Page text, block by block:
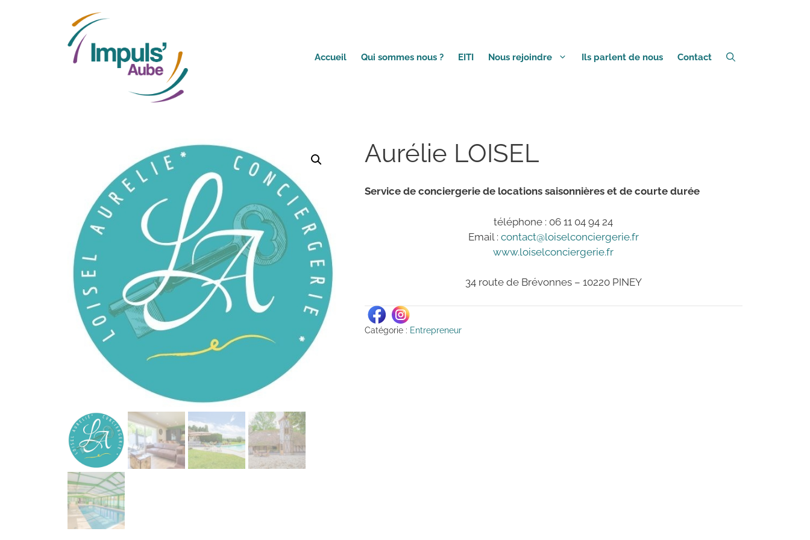
Accueil Qui sommes nous ? EITI Nous rejoindre Ils parlent de nous Contact
Aurélie LOISEL
Service de conciergerie de locations saisonnières et de courte durée
téléphone : 06 11 04 94 24
Email : contact@loiselconciergerie.fr
www.loiselconciergerie.fr
34 route de Brévonnes – 10220 PINEY
Catégorie : Entrepreneur